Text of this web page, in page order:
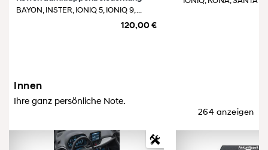
BAYON, INSTER, IONIQ 5, IONIQ 9, ...
120,00 €
Innen
Ihre ganz persönliche Note.
264 anzeigen